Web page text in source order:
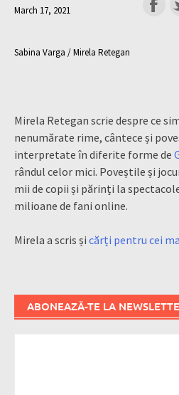
March 17, 2021
Sabina Varga / Mirela Retegan
Mirela Retegan scrie despre ce
nenumărate rime, cântece și
interpretate în diferite forme de
rândul celor mici. Poveștile și
mii de copii și părinți la
milioane de fani online.
Mirela a scris și cărți pentru cei
ABONEAZĂ-TE LA